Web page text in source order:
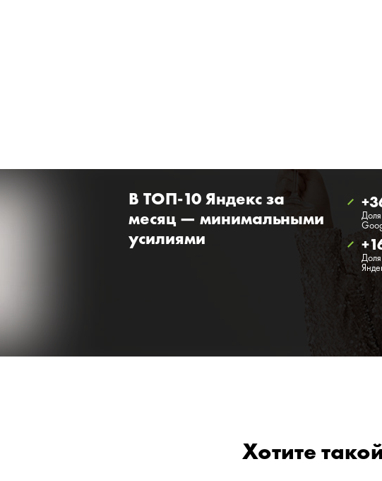
В ТОП-10 Яндекс за
месяц — минимальными
усилиями
Хотите